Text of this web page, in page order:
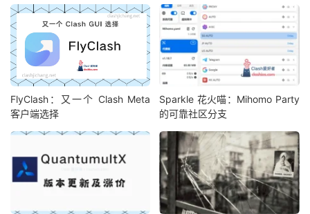
FlyClash：又一个 Clash Meta
客户端选择
Sparkle 花火喵：Mihomo Party
的可靠社区分支